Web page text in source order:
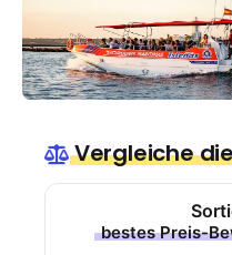
Vergleiche
bestes Preis-